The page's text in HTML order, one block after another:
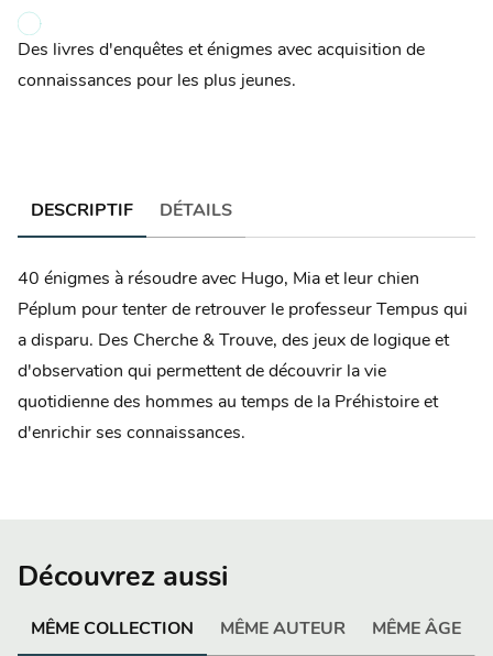
Des livres d'enquêtes et énigmes avec acquisition de
connaissances pour les plus jeunes.
DESCRIPTIF DÉTAILS
40 énigmes à résoudre avec Hugo, Mia et leur chien
Péplum pour tenter de retrouver le professeur Tempus qui
a disparu. Des Cherche & Trouve, des jeux de logique et
d'observation qui permettent de découvrir la vie
quotidienne des hommes au temps de la Préhistoire et
d'enrichir ses connaissances.
Découvrez aussi
MÊME COLLECTION MÊME AUTEUR MÊME ÂGE